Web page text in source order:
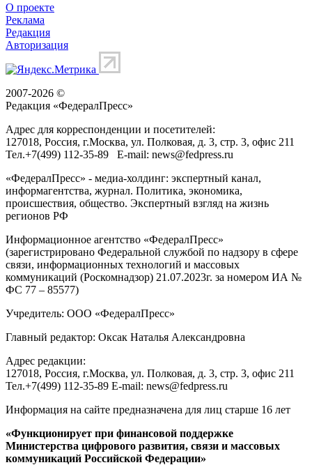
О проекте
Реклама
Редакция
Авторизация
2007-2026 ©
Редакция «ФедералПресс»
Адрес для корреспонденции и посетителей:
127018, Россия, г.Москва, ул. Полковая, д. 3, стр. 3, офис 211
Тел.+7(499) 112-35-89 E-mail: news@fedpress.ru
«ФедералПресс» - медиа-холдинг: экспертный канал,
информагентства, журнал. Политика, экономика,
происшествия, общество. Экспертный взгляд на жизнь
регионов РФ
Информационное агентство «ФедералПресс»
(зарегистрировано Федеральной службой по надзору в сфере
связи, информационных технологий и массовых
коммуникаций (Роскомнадзор) 21.07.2023г. за номером ИА №
ФС 77 – 85577)
Учредитель: ООО «ФедералПресс»
Главный редактор: Оксак Наталья Александровна
Адрес редакции:
127018, Россия, г.Москва, ул. Полковая, д. 3, стр. 3, офис 211
Тел.+7(499) 112-35-89 E-mail: news@fedpress.ru
Информация на сайте предназначена для лиц старше 16 лет
«Функционирует при финансовой поддержке
Министерства цифрового развития, связи и массовых
коммуникаций Российской Федерации»